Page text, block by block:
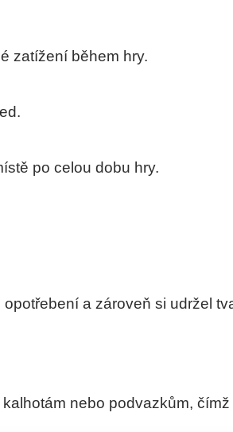
zatížení během hry.
po celou dobu hry.
a zároveň si udržel
nebo podvazkům, čímž